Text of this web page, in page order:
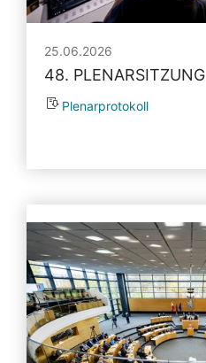
25.06.2026
48. PLENARSITZUNG
Plenarprotokoll